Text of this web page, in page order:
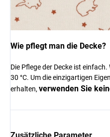
Wie pflegt man die Decke?
Die Pflege der Decke ist
30 °C. Um die einzigartigen
erhalten,verwenden Sie